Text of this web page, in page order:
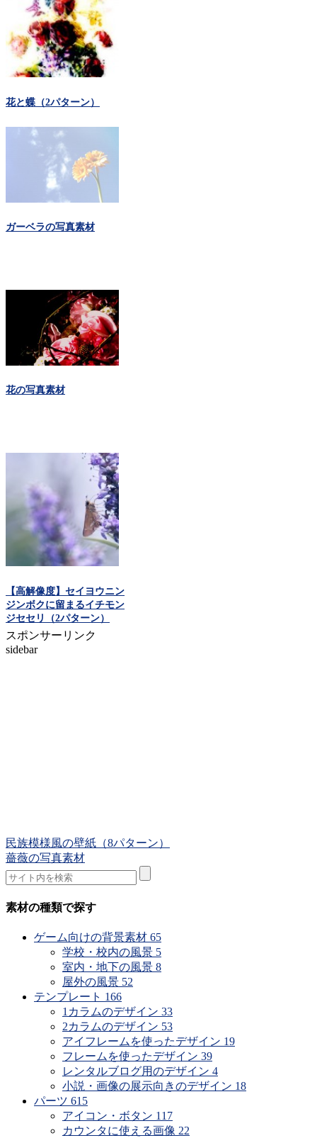
花と蝶（2パターン）
ガーベラの写真素材
花の写真素材
【高解像度】セイヨウニン
ジンボクに留まるイチモン
ジセセリ（2パターン）
スポンサーリンク
sidebar
民族模様風の壁紙（8パターン）
薔薇の写真素材
素材の種類で探す
ゲーム向けの背景素材 65
学校・校内の風景 5
室内・地下の風景 8
屋外の風景 52
テンプレート 166
1カラムのデザイン 33
2カラムのデザイン 53
アイフレームを使ったデザイン 19
フレームを使ったデザイン 39
レンタルブログ用のデザイン 4
小説・画像の展示向きのデザイン 18
パーツ 615
アイコン・ボタン 117
カウンタに使える画像 22